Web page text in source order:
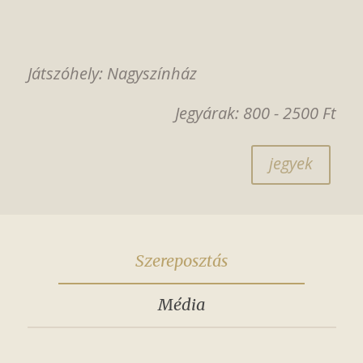
Játszóhely: Nagyszínház
Jegyárak: 800 - 2500 Ft
jegyek
Szereposztás
Média